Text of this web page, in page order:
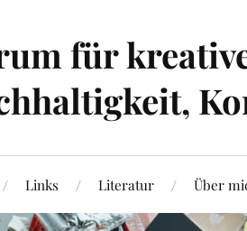
für
Links Literatur Über